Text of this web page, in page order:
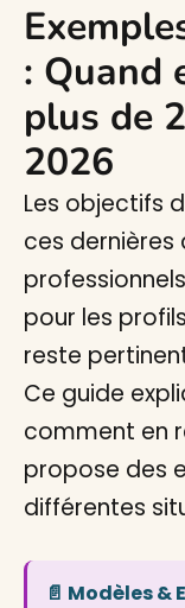
: Quand
plus de
2026
Les objectifs
ces dernières
pour les
reste
Ce guide
comment en
propose des
différentes
📄 Modèles &